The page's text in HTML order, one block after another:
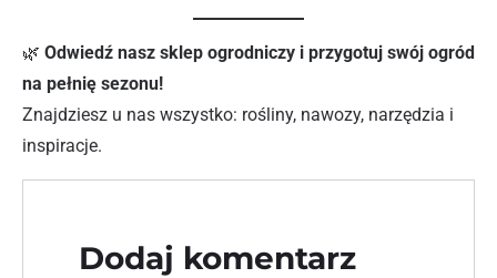
🌿 Odwiedź nasz sklep ogrodniczy i przygotuj swój ogród
na pełnię sezonu!
Znajdziesz u nas wszystko: rośliny, nawozy, narzędzia i
inspiracje.
Dodaj komentarz